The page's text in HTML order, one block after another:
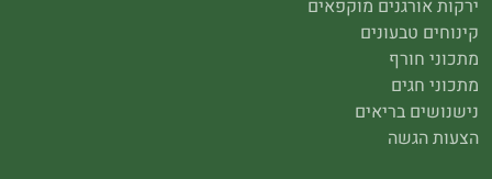
ירקות אורגנים מוקפאים
קינוחים טבעונים
מתכוני חורף
מתכוני חגים
נישנושים בריאים
הצעות הגשה